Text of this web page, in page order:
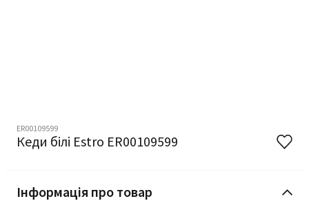
ER00109599
Кеди білі Estro ER00109599
Інформація про товар